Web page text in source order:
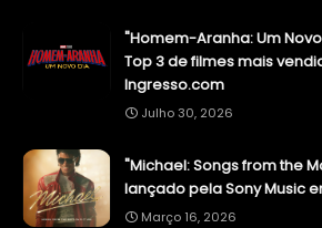
"Homem-Aranha: Um
Top 3 de filmes mais
Ingresso.com
Julho 30, 2026
"Michael: Songs from the
lançado pela Sony Music
Março 16, 2026